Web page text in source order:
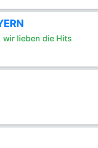
wir lieben die Hits